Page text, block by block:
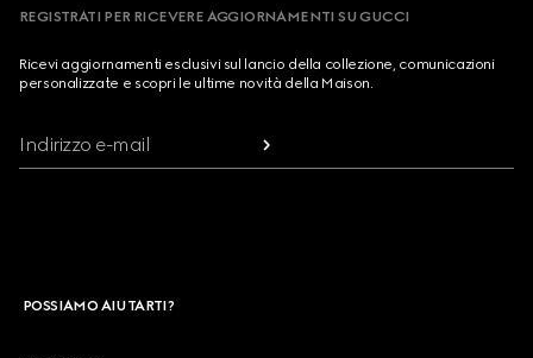
REGISTRATI PER RICEVERE AGGIORNAMENTI SU GUCCI
Ricevi aggiornamenti esclusivi sul lancio della collezione, comunicazioni
personalizzate e scopri le ultime novità della Maison.
Indirizzo e-mail
POSSIAMO AIUTARTI?